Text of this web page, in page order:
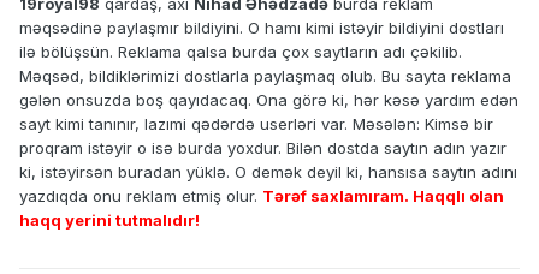
19royal98 qardaş, axı Nihad Əhədzadə burda reklam
məqsədinə paylaşmır bildiyini. O hamı kimi istəyir bildiyini dostları
ilə bölüşsün. Reklama qalsa burda çox saytların adı çəkilib.
Məqsəd, bildiklərimizi dostlarla paylaşmaq olub. Bu sayta reklama
gələn onsuzda boş qayıdacaq. Ona görə ki, hər kəsə yardım edən
sayt kimi tanınır, lazımi qədərdə userləri var. Məsələn: Kimsə bir
proqram istəyir o isə burda yoxdur. Bilən dostda saytın adın yazır
ki, istəyirsən buradan yüklə. O demək deyil ki, hansısa saytın adını
yazdıqda onu reklam etmiş olur. Tərəf saxlamıram. Haqqlı olan
haqq yerini tutmalıdır!